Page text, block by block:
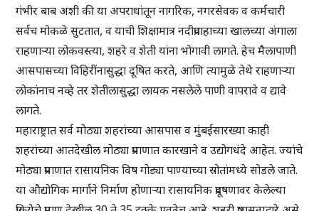
गंभीर बाब अशी की या अपराधांतून नागरिक, नगरसेवक व कर्मचारी
सर्वच मोकळे सुटतात, व याची शिक्षामात्र नदीप्रवाहाच्या खालच्या अंगाला
राहणाऱ्या लोकवस्त्या, शहरे व शेती यांना भोगावी लागते. हेच मैलापाणी
आसपासच्या विहिरींनासुद्धा दूषित करते, आणि त्यामुळे तेथे राहणाऱ्या
लोकांनाच नव्हे तर शेतीलासुद्धा लायक नसलेले पाणी वापरावे व द्यावे
लागते.
महाराष्ट्रात सर्व मोठ्या शहरांच्या आसपास व मुंबईसारख्या काही
शहरांच्या आतदेखील मोठ्या प्रमाणात कारखाने व उद्योगधंदे आहेत. ज्यांचे
मोठ्या प्रमाणात रासायनिक विष गोड्या पाण्याच्या स्रोतांमध्ये सोडले जाते.
या औद्योगिक मार्गाने निर्माण होणाऱ्या रासायनिक प्रदूषणावर केलेल्या